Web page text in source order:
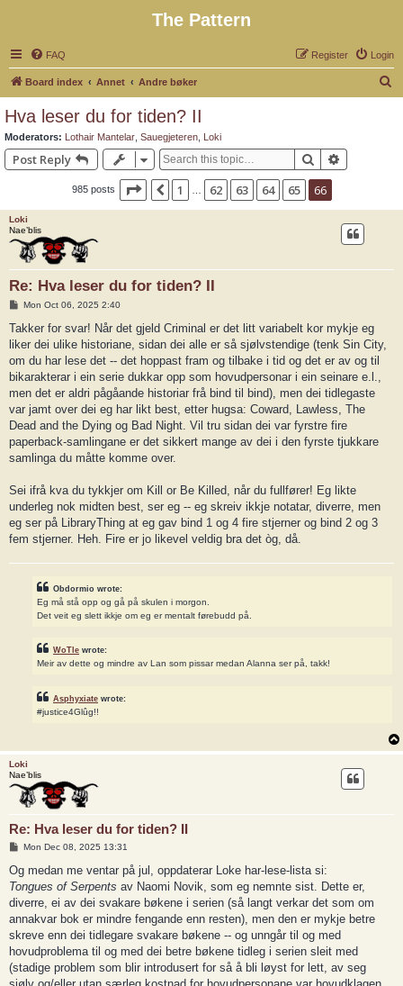
The Pattern
FAQ Login
Register
Board index Annet Andre bøker
Hva leser du for tiden? II
Moderators: Lothair Mantelar Sauegjeteren Loki
Post Reply Search
985 posts Page 66 66
Previous
1 62 63 64 65 66
Loki
Nae’blis
Re: Hva leser du for tiden? II
P
s
Mon Oct 06, 2025 2:40
Takker for svar! Når det gjeld Criminal er det litt variabelt kor mykje eg
liker dei ulike historiane, sidan dei alle er så sjølvstendige (tenk Sin City,
om du har lese det -- det hoppast fram og tilbake i tid og det er av og til
bikarakterar i ein serie dukkar opp som hovudpersonar i ein seinare e.l.,
men det er aldri pågåande historiar frå bind til bind), men dei tidlegaste
var jamt over dei eg har likt best, etter hugsa: Coward, Lawless, The
Dead and the Dying og Bad Night. Vil tru sidan dei var fyrstre fire
paperback-samlingane er det sikkert mange av dei i den fyrste tjukkare
samlinga du måtte komme over.
Sei ifrå kva du tykkjer om Kill or Be Killed, når du fullfører! Eg likte
underleg nok midten best, ser eg -- eg skreiv ikkje notatar, diverre, men
eg ser på LibraryThing at eg gav bind 1 og 4 fire stjerner og bind 2 og 3
fem stjerner. Heh. Fire er jo likevel veldig bra det òg, då.
Obdormio wrote:
Eg må stå opp og gå på skulen i morgon.
Det veit eg slett ikkje om eg er mentalt førebudd på.
WoTle wrote:
Meir av dette og mindre av Lan som pissar medan Alanna ser på, takk!
Asphyxiate wrote:
#justice4Glûg!!
Loki
Nae’blis
Re: Hva leser du for tiden? II
P
s
t
Mon Dec 08, 2025 13:31
Og medan me ventar på jul, oppdaterar Loke har-lese-lista si:
Tongues of Serpents av Naomi Novik, som eg nemnte sist. Dette er,
diverre, ei av dei svakare bøkene i serien (så langt verkar det som om
annakvar bok er mindre fengande enn resten), men den er mykje betre
skreve enn dei tidlegare svakare bøkene -- og unngår til og med
hovudproblema til og med dei betre bøkene tidleg i serien sleit med
(stadige problem som blir introdusert for så å bli løyst for lett, av seg